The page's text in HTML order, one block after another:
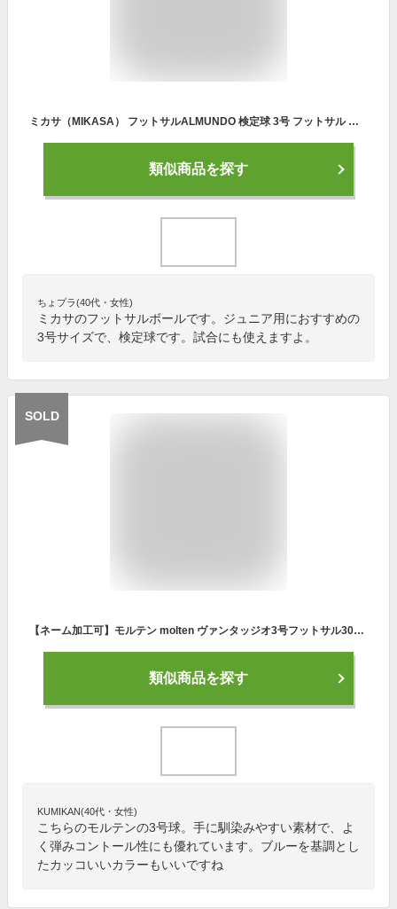
ミカサ（MIKASA） フットサルALMUNDO 検定球 3号 フットサル ボール FS350BYP
類似商品を探す
ちょプラ(40代・女性)
ミカサのフットサルボールです。ジュニア用におすすめの
3号サイズで、検定球です。試合にも使えますよ。
SOLD
【ネーム加工可】モルテン molten ヴァンタッジオ3号フットサル3000 3号球 小学生用 検定球 F8A3000-C
類似商品を探す
KUMIKAN(40代・女性)
こちらのモルテンの3号球。手に馴染みやすい素材で、よ
く弾みコントール性にも優れています。ブルーを基調とし
たカッコいいカラーもいいですね